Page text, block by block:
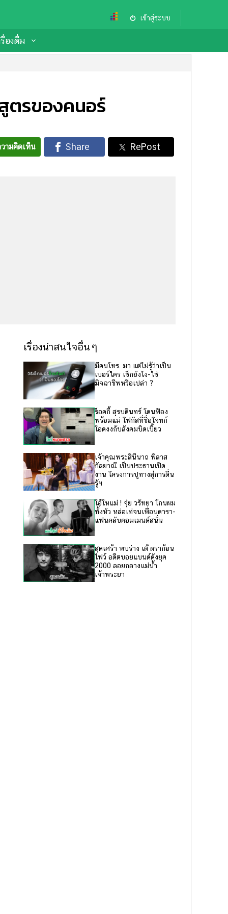
เข้าสู่ระบบ
องดื่ม
ตรของคนอร์
ามคิดเห็น
เรื่องน่าสนใจอื่นๆ
มีคนโทร. มา แต่ไม่รู้ว่าเป็น
เบอร์ใคร เช็กยังไง-ใช่
มิจฉาชีพหรือเปล่า ?
ร็อคกี้ สุรบดินทร์ โดนฟ้อง
พร้อมแม่ โฟกัสที่ชื่อโจทก์
โอดงงกับสังคมบิดเบี้ยว
เจ้าคุณพระสินีนาถ พิลาส
กัลยาณี เป็นประธานเปิด
งาน โครงการปูทางสู่การตื่น
รู้ฯ
โอ้โหแม่ ! จุ๋ย วรัทยา โกนผม
ทั้งหัว หล่อเท่จนเพื่อนดารา-
แฟนคลับคอมเมนต์สนั่น
สุดเศร้า พบร่าง เต้ ดราก้อน
ไฟว์ อดีตบอยแบนด์ดังยุค
2000 ลอยกลางแม่น้ำ
เจ้าพระยา